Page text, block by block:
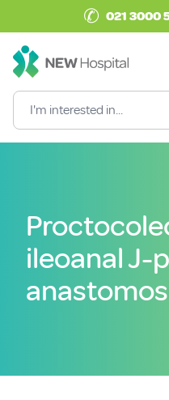
✆ 021 3000
ileoanal J-